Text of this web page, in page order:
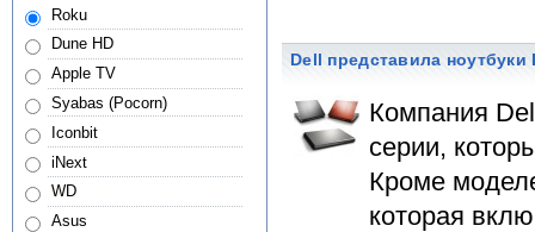
Dell представила ноутбуки
Компания
серии,
Кроме
которая
Roku
Dune HD
Apple TV
Syabas (Pocorn)
Iconbit
iNext
WD
Asus